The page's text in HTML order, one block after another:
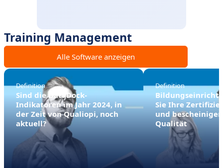
Training Management
Alle Software anzeigen
Definition
Sind die DataDock-
Indikatoren im Jahr 2024, in
der Zeit von Qualiopi, noch
aktuell?
Definition
Sie Ihre
und
Qualität